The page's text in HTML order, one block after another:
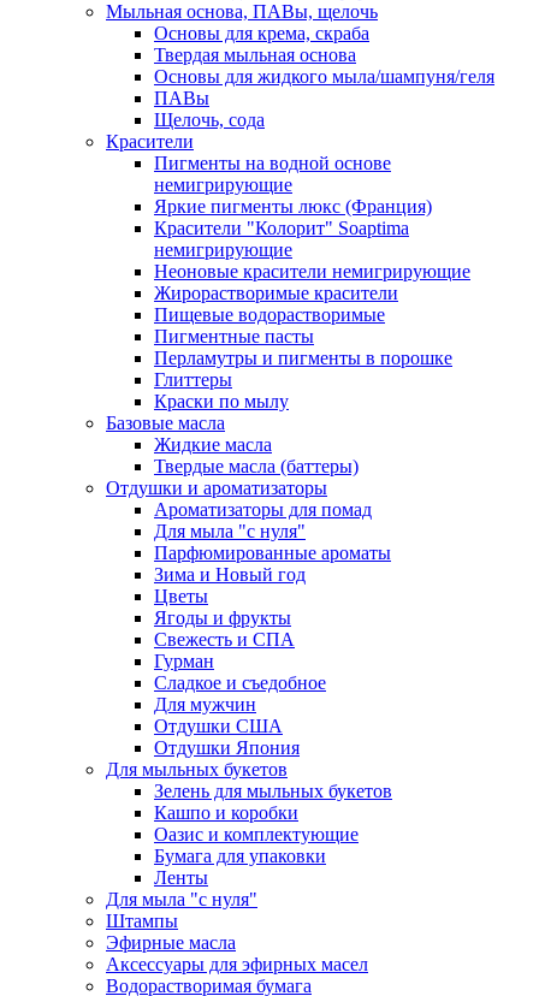
Мыльная основа, ПАВы, щелочь
Основы для крема, скраба
Твердая мыльная основа
Основы для жидкого мыла/шампуня/геля
ПАВы
Щелочь, сода
Красители
Пигменты на водной основе
немигрирующие
Яркие пигменты люкс (Франция)
Красители "Колорит" Soaptima
немигрирующие
Неоновые красители немигрирующие
Жирорастворимые красители
Пищевые водорастворимые
Пигментные пасты
Перламутры и пигменты в порошке
Глиттеры
Краски по мылу
Базовые масла
Жидкие масла
Твердые масла (баттеры)
Отдушки и ароматизаторы
Ароматизаторы для помад
Для мыла "с нуля"
Парфюмированные ароматы
Зима и Новый год
Цветы
Ягоды и фрукты
Свежесть и СПА
Гурман
Сладкое и съедобное
Для мужчин
Отдушки США
Отдушки Япония
Для мыльных букетов
Зелень для мыльных букетов
Кашпо и коробки
Оазис и комплектующие
Бумага для упаковки
Ленты
Для мыла "с нуля"
Штампы
Эфирные масла
Аксессуары для эфирных масел
Водорастворимая бумага